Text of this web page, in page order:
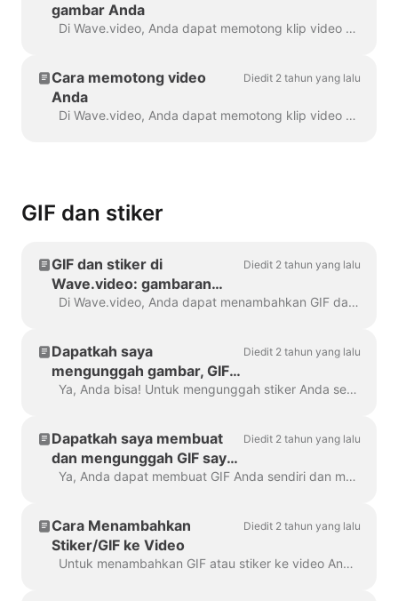
gambar Anda
Di Wave.video, Anda dapat memotong klip video atau gambar Anda. Fitur ini berfungsi untuk klip video/gambar yang Anda unggah ke pembuat video dan yang Anda pilih...
Cara memotong video
Anda
Diedit 2 tahun yang lalu
Di Wave.video, Anda dapat memotong klip video Anda. Fitur ini berfungsi untuk klip video Anda sendiri yang Anda unggah ke pembuat video dan yang Anda pilih...
GIF dan stiker
GIF dan stiker di
Wave.video: gambaran
umum
Diedit 2 tahun yang lalu
Di Wave.video, Anda dapat menambahkan GIF dan stiker ke video Anda. Dengan cara ini, Anda dapat membuatnya lebih menarik, disesuaikan, dan menarik bagi audiens Anda. P...
Dapatkah saya
mengunggah gambar, GIF,
atau stiker saya sendiri di
Diedit 2 tahun yang lalu
Ya, Anda bisa! Untuk mengunggah stiker Anda sendiri, buka langkah "Hamparan & Stiker" di menu sebelah kiri dan klik tab "Media" -> "Unggahan" Anda dapat ...
Dapatkah saya membuat
dan mengunggah GIF saya
sendiri?
Diedit 2 tahun yang lalu
Ya, Anda dapat membuat GIF Anda sendiri dan mengunggahnya ke Wave.video. Berikut adalah artikel bermanfaat tentang cara membuat GIF Anda sendiri. Setelah GIF Anda dibaca...
Cara Menambahkan
Stiker/GIF ke Video
Diedit 2 tahun yang lalu
Untuk menambahkan GIF atau stiker ke video Anda, buka langkah Hamparan & Stiker di menu sebelah kiri. Anda akan melihat semua pilihan...